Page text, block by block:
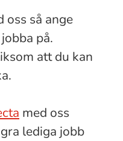
oss så ange
på.
att du kan
med oss
lediga jobb